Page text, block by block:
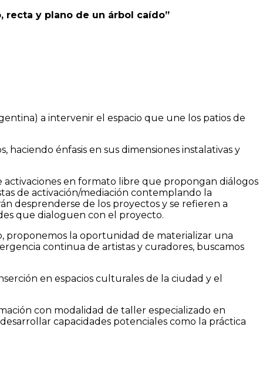
recta y plano de un árbol caído”
a intervenir el espacio que une los patios de
énfasis en sus dimensiones instalativas y
activaciones en formato libre que propongan diálogos
de activación/mediación contemplando la
desprenderse de los proyectos y se refieren a
que dialoguen con el proyecto.
proponemos la oportunidad de materializar una
continua de artistas y curadores, buscamos
en espacios culturales de la ciudad y el
con modalidad de taller especializado en
capacidades potenciales como la práctica